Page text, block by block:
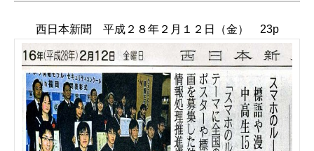
西日本新聞 平成２８年２月１２日（金） 23p